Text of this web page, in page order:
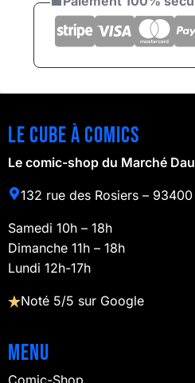
Le cube à comics
Le comic-shop du Marché
132 rue des Rosiers –
Samedi 10h – 18h
Dimanche 11h – 18h
Lundi 12h-17h
Noté 5/5 sur Google
Menu
Comic-Shop